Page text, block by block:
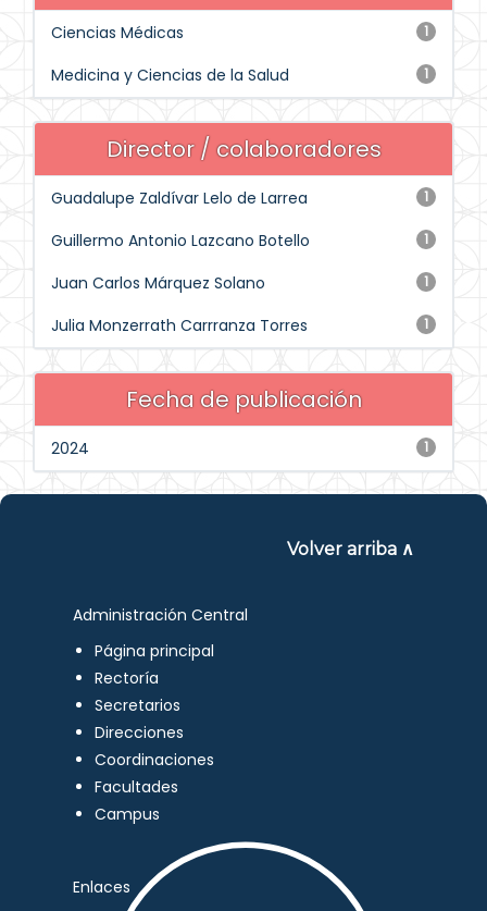
1
Ciencias Médicas
1
Medicina y Ciencias de la Salud
Director / colaboradores
1
Guadalupe Zaldívar Lelo de Larrea
1
Guillermo Antonio Lazcano Botello
1
Juan Carlos Márquez Solano
1
Julia Monzerrath Carrranza Torres
Fecha de publicación
1
2024
Volver arriba ∧
Administración Central
Página principal
Rectoría
Secretarios
Direcciones
Coordinaciones
Facultades
Campus
Enlaces